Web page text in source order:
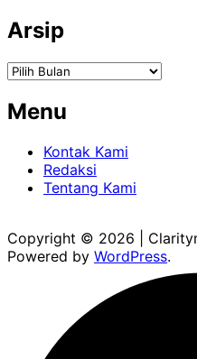
Arsip
Arsip
Menu
Kontak Kami
Redaksi
Tentang Kami
Copyright © 2026 |
Powered by WordPress.